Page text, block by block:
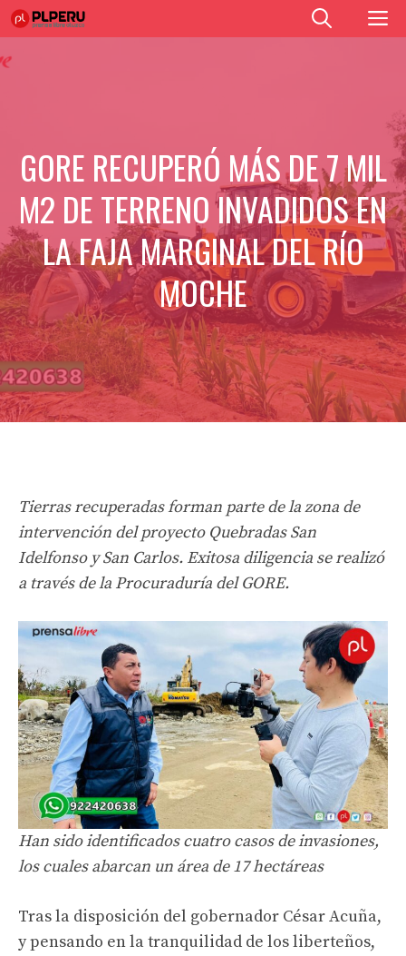
Saltar
al
contenido
GORE RECUPERÓ MÁS DE 7 MIL
M2 DE TERRENO INVADIDOS EN
LA FAJA MARGINAL DEL RÍO
MOCHE
Tierras recuperadas forman parte de la zona de
intervención del proyecto Quebradas San
Idelfonso y San Carlos. Exitosa diligencia se realizó
a través de la Procuraduría del GORE.
Han sido identificados cuatro casos de invasiones,
los cuales abarcan un área de 17 hectáreas
Tras la disposición del gobernador César Acuña,
y pensando en la tranquilidad de los liberteños,